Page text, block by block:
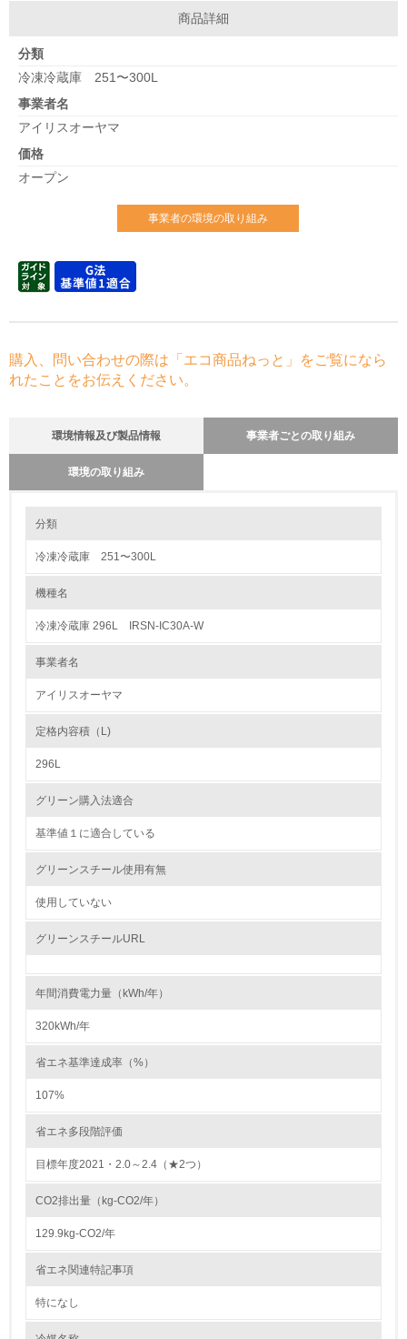
商品詳細
分類
冷凍冷蔵庫 251〜300L
事業者名
アイリスオーヤマ
価格
オープン
事業者の環境の取り組み
購入、問い合わせの際は「エコ商品ねっと」をご覧になら
れたことをお伝えください。
環境情報及び製品情報 事業者ごとの取り組み
環境の取り組み
1.環境取り組み体制
かしている
従業員が環境方針に基づいて自分の業務の中で行うべき環
→ 導入している規格名 ISO14001
第三者認証を取得している
2.環境への取り組み
分類
冷凍冷蔵庫 251〜300L
機種名
冷凍冷蔵庫 296L IRSN-IC30A-W
事業者名
アイリスオーヤマ
定格内容積（L)
296L
グリーン購入法適合
基準値１に適合している
グリーンスチール使用有無
使用していない
グリーンスチールURL
年間消費電力量（kWh/年）
320kWh/年
省エネ基準達成率（%）
107%
省エネ多段階評価
目標年度2021・2.0～2.4（★2つ）
CO2排出量（kg-CO2/年）
129.9kg-CO2/年
省エネ関連特記事項
特になし